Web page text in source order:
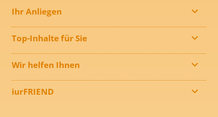
Ihr Anliegen
Top-Inhalte für Sie
Wir helfen Ihnen
iurFRIEND